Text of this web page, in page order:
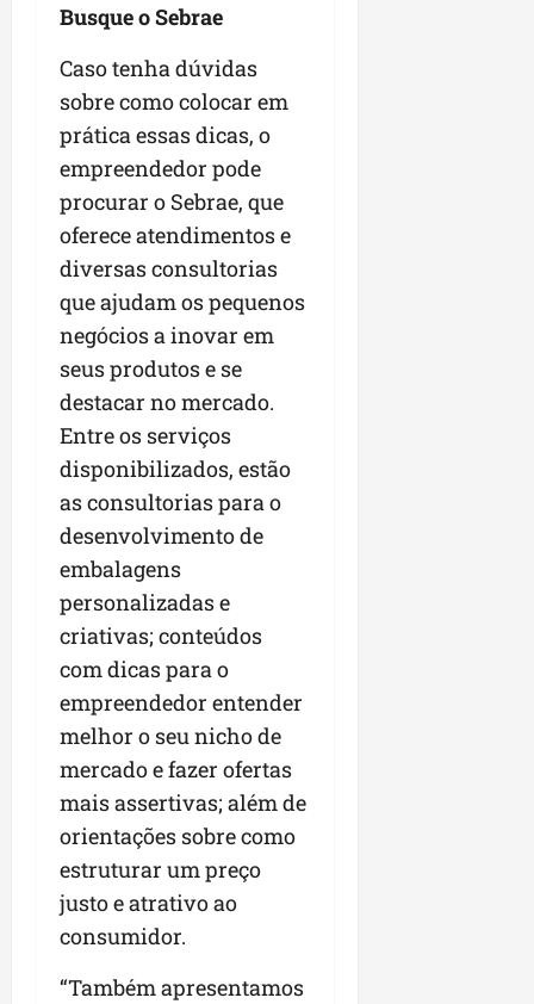
Busque o Sebrae
Caso tenha dúvidas
sobre como colocar em
prática essas dicas, o
empreendedor pode
procurar o Sebrae, que
oferece atendimentos e
diversas consultorias
que ajudam os pequenos
negócios a inovar em
seus produtos e se
destacar no mercado.
Entre os serviços
disponibilizados, estão
as consultorias para o
desenvolvimento de
embalagens
personalizadas e
criativas; conteúdos
com dicas para o
empreendedor entender
melhor o seu nicho de
mercado e fazer ofertas
mais assertivas; além de
orientações sobre como
estruturar um preço
justo e atrativo ao
consumidor.
“Também apresentamos